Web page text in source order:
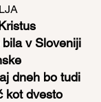
v Sloveniji
dneh bo tudi
kot dvesto